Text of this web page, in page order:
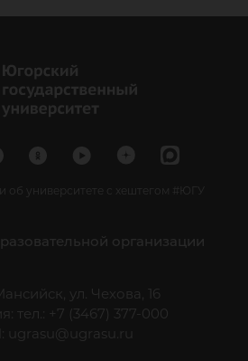
об университете с хештегом #ЮГУ
организации
ул. Чехова, 16
тел.: +7 (3467) 377-000
ugrasu@ugrasu.ru